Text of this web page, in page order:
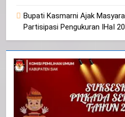
Bupati Kasmarni Ajak
Partisipasi Pengukuran IHaI